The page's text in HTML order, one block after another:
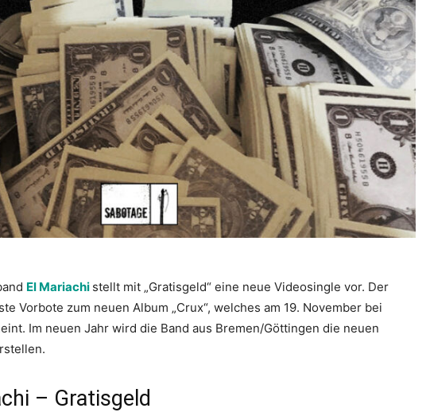
El Mariachi stellt mit „Gratisgeld“ eine neue Videosingle vor. Der
Vorbote zum neuen Album „Crux“, welches am 19. November bei
Im neuen Jahr wird die Band aus Bremen/Göttingen die neuen
– Gratisgeld